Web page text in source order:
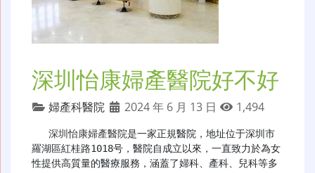
深圳怡康婦產醫院好不好
婦產科醫院 2024 年 6 月 13 日 1,494
深圳怡康婦產醫院是一家正規醫院，地址位于深圳市
羅湖區紅桂路1018号，醫院自成立以來，一直致力於為女
性提供高質量的醫療服務，涵蓋了婦科、產科、兒科等多